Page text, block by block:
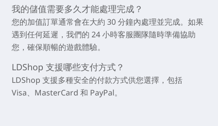
我的儲值需要多久才能處理完成？
您的加值訂單通常會在大約 30 分鐘內處理並完成。如果
遇到任何延遲，我們的 24 小時客服團隊隨時準備協助
您，確保順暢的遊戲體驗。
LDShop 支援哪些支付方式？
LDShop 支援多種安全的付款方式供您選擇，包括
Visa、MasterCard 和 PayPal。